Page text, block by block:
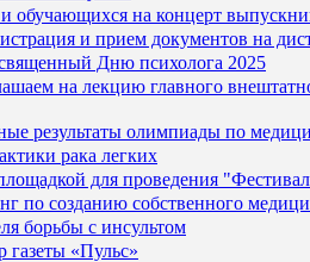
обучающихся на концерт
и прием документов на
Дню психолога 2025
на лекцию главного
результаты олимпиады по
рака легких
для проведения
по созданию собственного
борьбы с инсультом
«Пульс»